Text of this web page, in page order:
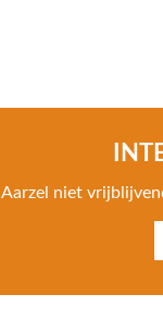
Aarzel niet